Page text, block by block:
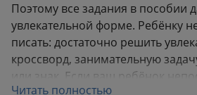
Поэтому все задания в пособии
увлекательной форме. Ребёнку
писать: достаточно решить
кроссворд, занимательную
или знак. Если ваш ребёнок
Читать полностью